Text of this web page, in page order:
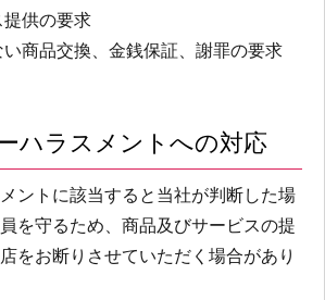
供の要求
商品交換、金銭保証、謝罪の要求
ハラスメントへの対応
ントに該当すると当社が判断した場
を守るため、商品及びサービスの提
をお断りさせていただく場合があり